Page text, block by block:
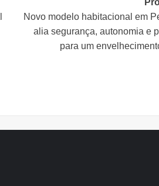
Novo modelo habitacional em
alia segurança, autonomia e
para um